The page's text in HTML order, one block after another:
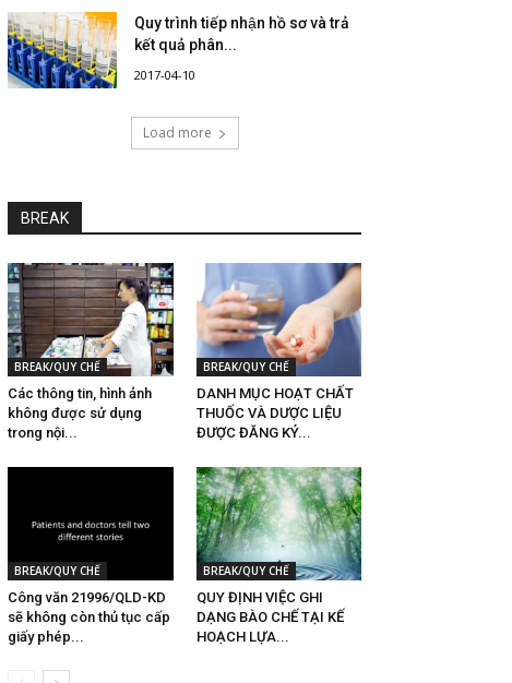
Quy trình tiếp nhận hồ sơ và trả
kết quả phân...
2017-04-10
Load more
BREAK
BREAK/QUY CHẾ
Các thông tin, hình ảnh
không được sử dụng
trong nội...
BREAK/QUY CHẾ
DANH MỤC HOẠT CHẤT
THUỐC VÀ DƯỢC LIỆU
ĐƯỢC ĐĂNG KÝ...
BREAK/QUY CHẾ
Công văn 21996/QLD-KD
sẽ không còn thủ tục cấp
giấy phép...
BREAK/QUY CHẾ
QUY ĐỊNH VIỆC GHI
DẠNG BÀO CHẾ TẠI KẾ
HOẠCH LỰA...